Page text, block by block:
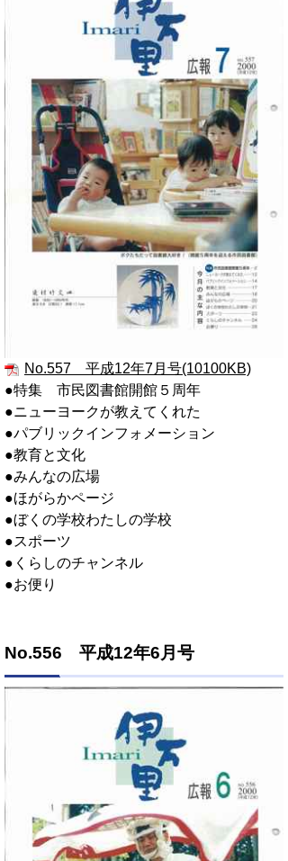
No.557 平成12年7月号(10100KB)
●特集 市民図書館開館５周年
●ニューヨークが教えてくれた
●パブリックインフォメーション
●教育と文化
●みんなの広場
●ほがらかページ
●ぼくの学校わたしの学校
●スポーツ
●くらしのチャンネル
●お便り
No.556 平成12年6月号